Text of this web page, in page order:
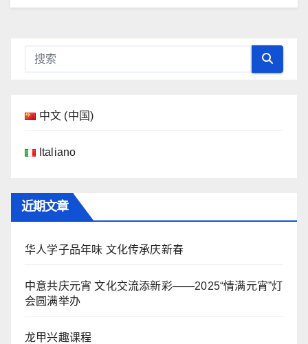
中文 (中国)
Italiano
近期文章
华人学子品年味 文化传承庆新春
中意共庆元宵 文化交流添新彩——2025“情满元宵”灯
会圆满举办
龙甲兴趣课程